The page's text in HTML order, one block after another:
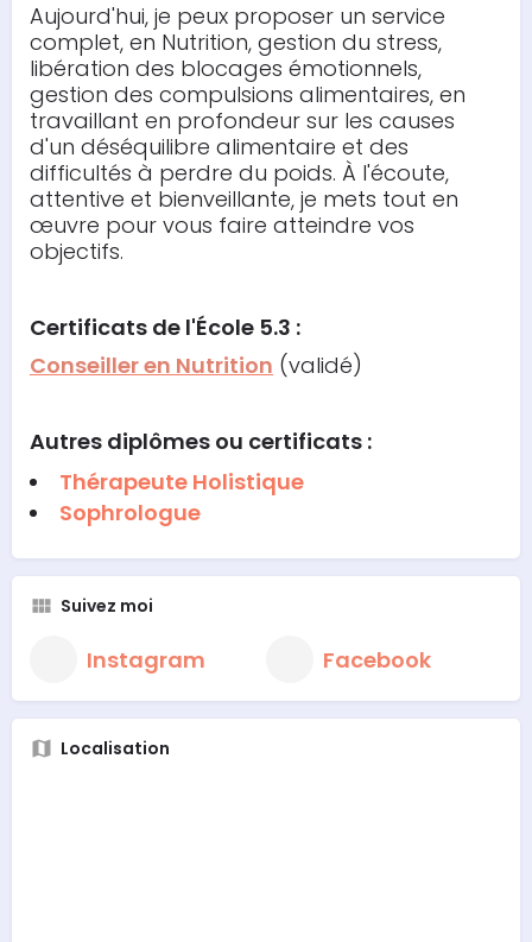
Aujourd'hui, je peux proposer un service
complet, en Nutrition, gestion du stress,
libération des blocages émotionnels,
gestion des compulsions alimentaires, en
travaillant en profondeur sur les causes
d'un déséquilibre alimentaire et des
difficultés à perdre du poids. À l'écoute,
attentive et bienveillante, je mets tout en
œuvre pour vous faire atteindre vos
objectifs.
Certificats de l'École 5.3 :
Conseiller en Nutrition (validé)
Autres diplômes ou certificats :
Thérapeute Holistique
Sophrologue
Suivez moi
Instagram Facebook
Localisation